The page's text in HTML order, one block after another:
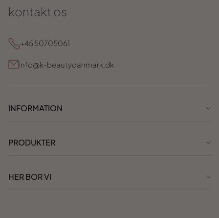
kontakt os
+45 50705061
info@k-beautydanmark.dk
INFORMATION
PRODUKTER
HER BOR VI